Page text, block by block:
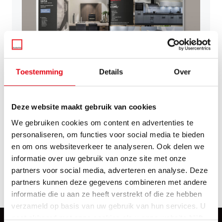
Toestemming Details Over
Deze website maakt gebruik van cookies
We gebruiken cookies om content en advertenties te
personaliseren, om functies voor social media te bieden
en om ons websiteverkeer te analyseren. Ook delen we
informatie over uw gebruik van onze site met onze
partners voor social media, adverteren en analyse. Deze
partners kunnen deze gegevens combineren met andere
informatie die u aan ze heeft verstrekt of die ze hebben
verzameld op basis van uw gebruik van hun services. U
gaat akkoord met onze cookies als u onze website blijft
Vraag ons inspiratieboek aan
Bent u op zoek naar keukeninspiratie? Ons magazine
bevat boordevol informatie over keukenstijlen, een
greep uit onze collecties, gerealiseerde keukens en
meer!
Magazine aanvragen